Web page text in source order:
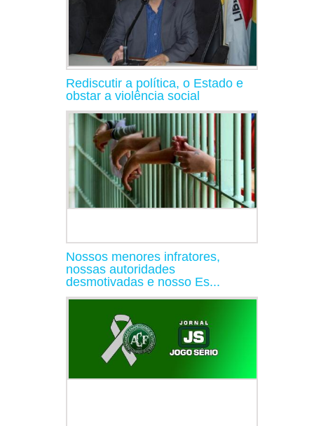
Rediscutir a política, o Estado e
obstar a violência social
Nossos menores infratores,
nossas autoridades
desmotivadas e nosso Es...